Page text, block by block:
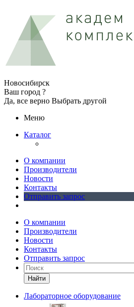
Новосибирск
Ваш город ?
Да, все верно Выбрать другой
Меню
Каталог
О компании
Производители
Новости
Контакты
Отправить запрос
О компании
Производители
Новости
Контакты
Отправить запрос
Найти
Лабораторное оборудование